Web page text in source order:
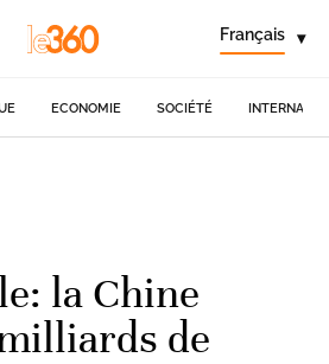
Français ▾
ECONOMIE SOCIÉTÉ
la Chine
de